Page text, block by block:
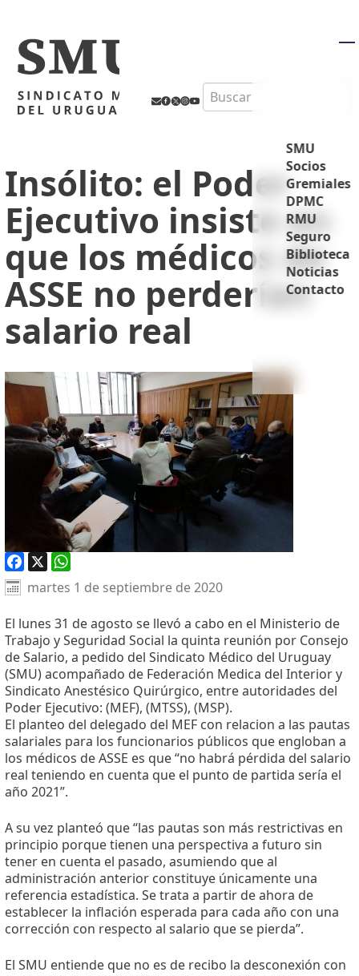
Search
SMU
Socios
Gremiales
DPMC
RMU
Seguro
Biblioteca
Noticias
Contacto
Insólito: el Poder
Ejecutivo insiste en
que los médicos de
ASSE no perderían
salario real
Facebook
X WhatsApp
martes 1 de septiembre de 2020
El lunes 31 de agosto se llevó a cabo en el Ministerio de
Trabajo y Seguridad Social la quinta reunión por Consejo
de Salario, a pedido del Sindicato Médico del Uruguay
(SMU) acompañado de Federación Medica del Interior y
Sindicato Anestésico Quirúrgico, entre autoridades del
Poder Ejecutivo: (MEF), (MTSS), (MSP).
El planteo del delegado del MEF con relacion a las pautas
salariales para los funcionarios públicos que engloban a
los médicos de ASSE es que “no habrá pérdida del salario
real teniendo en cuenta que el punto de partida sería el
año 2021”.
A su vez planteó que “las pautas son más restrictivas en
principio porque tienen una perspectiva a futuro sin
tener en cuenta el pasado, asumiendo que al
administración anterior constituye únicamente una
referencia estadística. Se trata a partir de ahora de
establecer la inflación esperada para cada año con una
corrección con respecto al salario que se pierda”.
El SMU entiende que no es de recibo la desconexión con